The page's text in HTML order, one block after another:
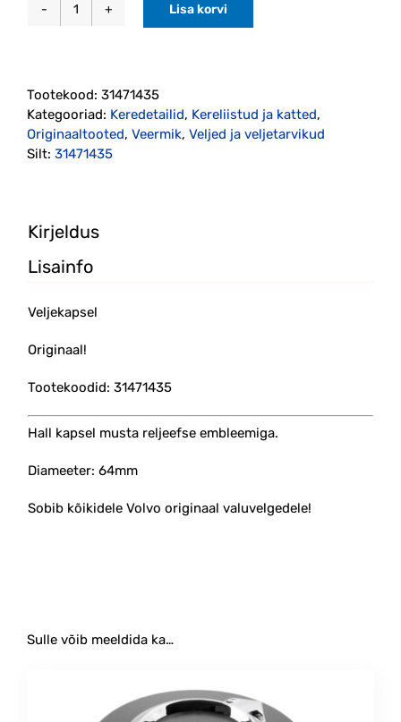
Veljekapsel
kogus
Lisa korvi
Tootekood: 31471435
Kategooriad: Keredetailid, Kereliistud ja katted,
Originaaltooted, Veermik, Veljed ja veljetarvikud
Silt: 31471435
Kirjeldus
Lisainfo
Veljekapsel
Originaal!
Tootekoodid: 31471435
Hall kapsel musta reljeefse embleemiga.
Diameeter: 64mm
Sobib kõikidele Volvo originaal valuvelgedele!
Sulle võib meeldida ka…